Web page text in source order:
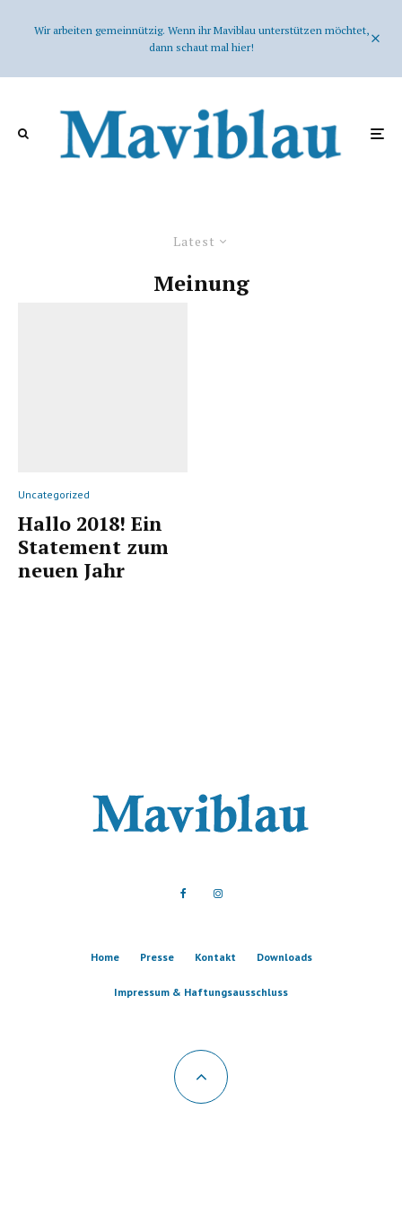
Wir arbeiten gemeinnützig. Wenn ihr Maviblau unterstützen möchtet,
dann schaut mal hier!
Latest
Meinung
Uncategorized
Hallo 2018! Ein
Statement zum
neuen Jahr
Home Presse Kontakt Downloads
Impressum & Haftungsausschluss